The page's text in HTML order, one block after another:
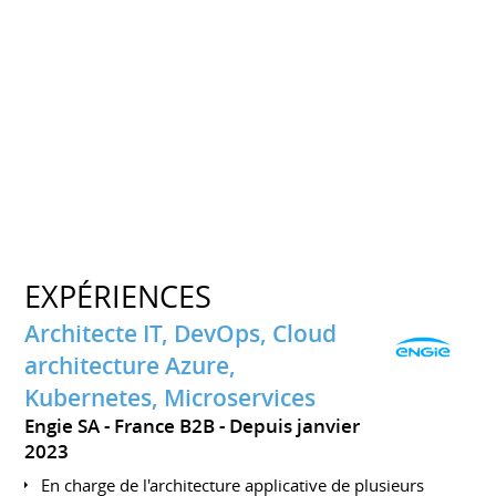
EXPÉRIENCES
Architecte IT, DevOps, Cloud
architecture Azure,
Kubernetes, Microservices
Engie SA - France B2B
Depuis janvier
2023
En charge de l'architecture applicative de plusieurs